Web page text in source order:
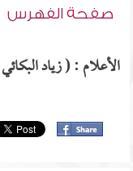
صفحة الفهرس
الأعلام : ( زياد